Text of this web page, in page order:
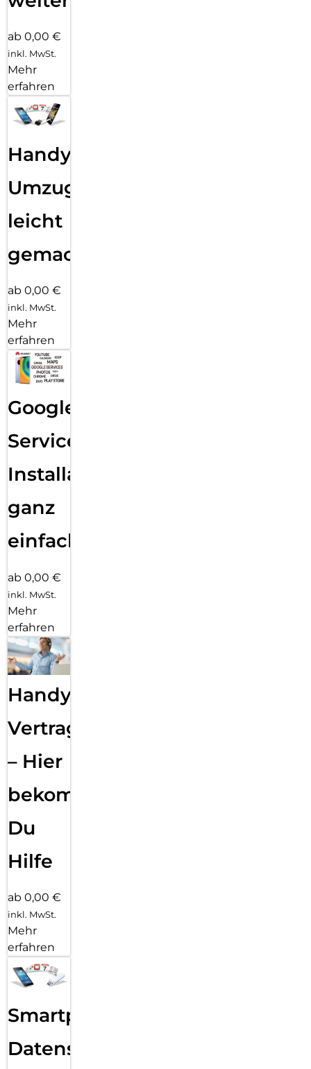
ab 0,00 €
inkl. MwSt.
Mehr
erfahren
Handy
Umzug
leicht
gemacht!
ab 0,00 €
inkl. MwSt.
Mehr
erfahren
Google
Services
Installation
ganz
einfach
ab 0,00 €
inkl. MwSt.
Mehr
erfahren
Handy
Vertragsabwicklung
– Hier
bekommst
Du
Hilfe
ab 0,00 €
inkl. MwSt.
Mehr
erfahren
Smartphone
Datensicherung